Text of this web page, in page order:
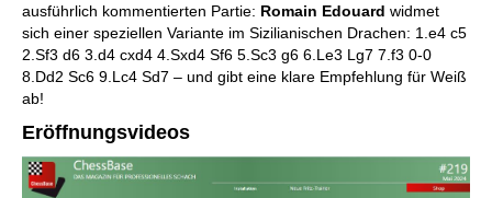
ausführlich kommentierten Partie: Romain Edouard widmet
sich einer speziellen Variante im Sizilianischen Drachen: 1.e4 c5
2.Sf3 d6 3.d4 cxd4 4.Sxd4 Sf6 5.Sc3 g6 6.Le3 Lg7 7.f3 0-0
8.Dd2 Sc6 9.Lc4 Sd7 – und gibt eine klare Empfehlung für Weiß
ab!
Eröffnungsvideos